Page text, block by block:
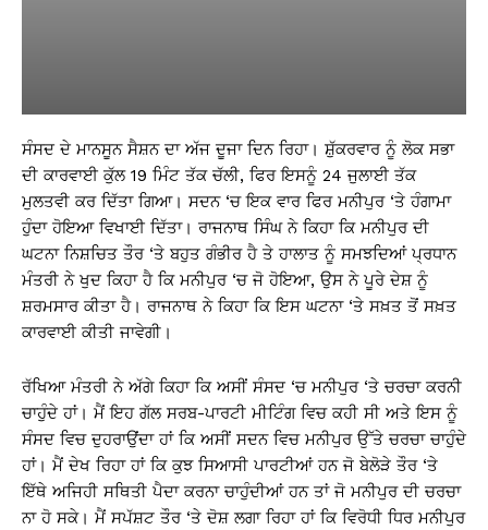
ਸੰਸਦ ਦੇ ਮਾਨਸੂਨ ਸੈਸ਼ਨ ਦਾ ਅੱਜ ਦੂਜਾ ਦਿਨ ਰਿਹਾ। ਸ਼ੁੱਕਰਵਾਰ ਨੂੰ ਲੋਕ ਸਭਾ
ਦੀ ਕਾਰਵਾਈ ਕੁੱਲ 19 ਮਿੰਟ ਤੱਕ ਚੱਲੀ, ਫਿਰ ਇਸਨੂੰ 24 ਜੁਲਾਈ ਤੱਕ
ਮੁਲਤਵੀ ਕਰ ਦਿੱਤਾ ਗਿਆ। ਸਦਨ ‘ਚ ਇਕ ਵਾਰ ਫਿਰ ਮਨੀਪੁਰ ‘ਤੇ ਹੰਗਾਮਾ
ਹੁੰਦਾ ਹੋਇਆ ਵਿਖਾਈ ਦਿੱਤਾ। ਰਾਜਨਾਥ ਸਿੰਘ ਨੇ ਕਿਹਾ ਕਿ ਮਨੀਪੁਰ ਦੀ
ਘਟਨਾ ਨਿਸ਼ਚਿਤ ਤੌਰ ‘ਤੇ ਬਹੁਤ ਗੰਭੀਰ ਹੈ ਤੇ ਹਾਲਾਤ ਨੂੰ ਸਮਝਦਿਆਂ ਪ੍ਰਧਾਨ
ਮੰਤਰੀ ਨੇ ਖੁਦ ਕਿਹਾ ਹੈ ਕਿ ਮਨੀਪੁਰ ‘ਚ ਜੋ ਹੋਇਆ, ਉਸ ਨੇ ਪੂਰੇ ਦੇਸ਼ ਨੂੰ
ਸ਼ਰਮਸਾਰ ਕੀਤਾ ਹੈ। ਰਾਜਨਾਥ ਨੇ ਕਿਹਾ ਕਿ ਇਸ ਘਟਨਾ ‘ਤੇ ਸਖ਼ਤ ਤੋਂ ਸਖ਼ਤ
ਕਾਰਵਾਈ ਕੀਤੀ ਜਾਵੇਗੀ।
ਰੱਖਿਆ ਮੰਤਰੀ ਨੇ ਅੱਗੇ ਕਿਹਾ ਕਿ ਅਸੀਂ ਸੰਸਦ ‘ਚ ਮਨੀਪੁਰ ‘ਤੇ ਚਰਚਾ ਕਰਨੀ
ਚਾਹੁੰਦੇ ਹਾਂ। ਮੈਂ ਇਹ ਗੱਲ ਸਰਬ-ਪਾਰਟੀ ਮੀਟਿੰਗ ਵਿਚ ਕਹੀ ਸੀ ਅਤੇ ਇਸ ਨੂੰ
ਸੰਸਦ ਵਿਚ ਦੁਹਰਾਉਂਦਾ ਹਾਂ ਕਿ ਅਸੀਂ ਸਦਨ ਵਿਚ ਮਨੀਪੁਰ ਉੱਤੇ ਚਰਚਾ ਚਾਹੁੰਦੇ
ਹਾਂ। ਮੈਂ ਦੇਖ ਰਿਹਾ ਹਾਂ ਕਿ ਕੁਝ ਸਿਆਸੀ ਪਾਰਟੀਆਂ ਹਨ ਜੋ ਬੇਲੋੜੇ ਤੌਰ ‘ਤੇ
ਇੱਥੇ ਅਜਿਹੀ ਸਥਿਤੀ ਪੈਦਾ ਕਰਨਾ ਚਾਹੁੰਦੀਆਂ ਹਨ ਤਾਂ ਜੋ ਮਨੀਪੁਰ ਦੀ ਚਰਚਾ
ਨਾ ਹੋ ਸਕੇ। ਮੈਂ ਸਪੱਸ਼ਟ ਤੌਰ ‘ਤੇ ਦੋਸ਼ ਲਗਾ ਰਿਹਾ ਹਾਂ ਕਿ ਵਿਰੋਧੀ ਧਿਰ ਮਨੀਪੁਰ